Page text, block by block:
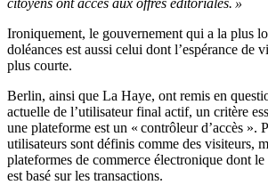
citoyens ont accès aux offres éditoriales. »
Ironiquement, le gouvernement qui a la plus
doléances est aussi celui dont l’espérance de
plus courte.
Berlin, ainsi que La Haye, ont remis en
actuelle de l’utilisateur final actif, un critère
une plateforme est un « contrôleur d’accès ».
utilisateurs sont définis comme des visiteurs,
plateformes de commerce électronique dont
est basé sur les transactions.